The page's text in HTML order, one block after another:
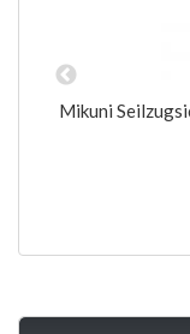
Mikuni